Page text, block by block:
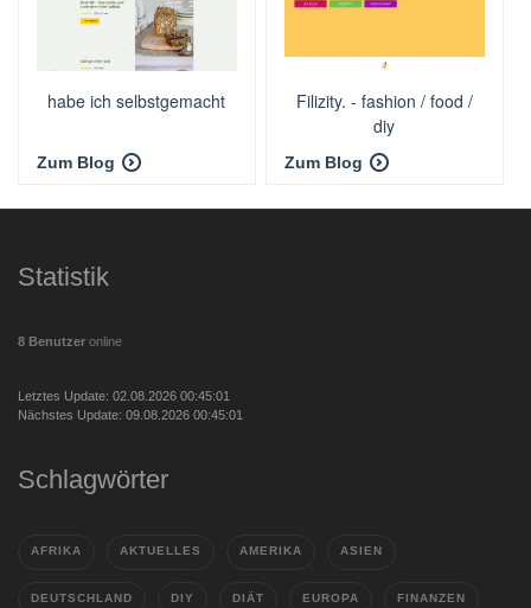
habe ich selbstgemacht
Zum Blog
Filizity. - fashion / food /
diy
Zum Blog
Statistik
8 Benutzer online
Letztes Update: 02.08.2026 00:45:01
Nächstes Update: 09.08.2026 00:45:01
Schlagwörter
AFRIKA AKTUELLES AMERIKA ASIEN
DEUTSCHLAND DIY DIÄT EUROPA FINANZEN